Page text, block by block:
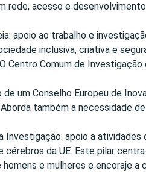
rede, acesso e
apoio ao trabalho e
inclusiva, criativa e
Centro Comum de
um Conselho Europeu de
também a necessidade
apoio a atividades
da UE. Este pilar
e mulheres e encoraje a